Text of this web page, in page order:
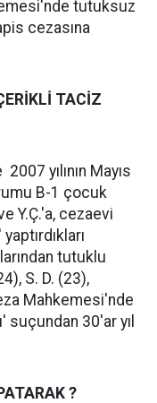
tutuksuz
cezasına
TACİZ
yılının Mayıs
B-1 çocuk
Y.Ç.'a, cezaevi
tutuklu
S. D. (23),
Mahkemesi'nde
30'ar yıl
?